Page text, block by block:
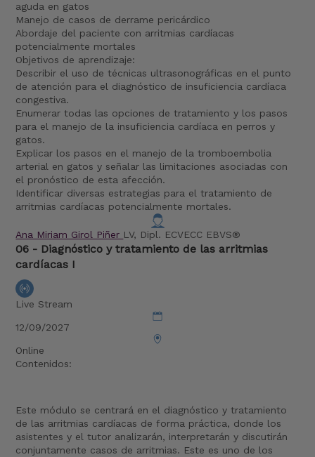
aguda en gatos
Manejo de casos de derrame pericárdico
Abordaje del paciente con arritmias cardíacas
potencialmente mortales
Objetivos de aprendizaje:
Describir el uso de técnicas ultrasonográficas en el punto
de atención para el diagnóstico de insuficiencia cardíaca
congestiva.
Enumerar todas las opciones de tratamiento y los pasos
para el manejo de la insuficiencia cardíaca en perros y
gatos.
Explicar los pasos en el manejo de la tromboembolia
arterial en gatos y señalar las limitaciones asociadas con
el pronóstico de esta afección.
Identificar diversas estrategias para el tratamiento de
arritmias cardíacas potencialmente mortales.
Ana Miriam Girol Piñer LV, Dipl. ECVECC EBVS®
06 - Diagnóstico y tratamiento de las arritmias
cardíacas I
Live Stream
12/09/2027
Online
Contenidos:
Este módulo se centrará en el diagnóstico y tratamiento
de las arritmias cardíacas de forma práctica, donde los
asistentes y el tutor analizarán, interpretarán y discutirán
conjuntamente casos de arritmias. Este es uno de los